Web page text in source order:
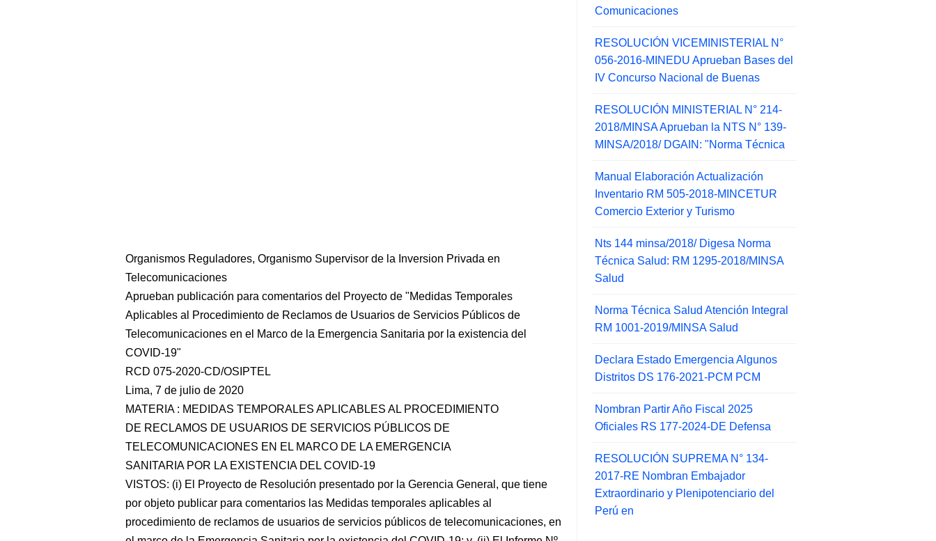
Organismos Reguladores, Organismo Supervisor de la Inversion Privada en
Telecomunicaciones
Aprueban publicación para comentarios del Proyecto de "Medidas Temporales
Aplicables al Procedimiento de Reclamos de Usuarios de Servicios Públicos de
Telecomunicaciones en el Marco de la Emergencia Sanitaria por la existencia del
COVID-19"
RCD 075-2020-CD/OSIPTEL
Lima, 7 de julio de 2020
MATERIA : MEDIDAS TEMPORALES APLICABLES AL PROCEDIMIENTO
DE RECLAMOS DE USUARIOS DE SERVICIOS PÚBLICOS DE
TELECOMUNICACIONES EN EL MARCO DE LA EMERGENCIA
SANITARIA POR LA EXISTENCIA DEL COVID-19
VISTOS: (i) El Proyecto de Resolución presentado por la Gerencia General, que tiene
por objeto publicar para comentarios las Medidas temporales aplicables al
procedimiento de reclamos de usuarios de servicios públicos de telecomunicaciones, en
Comunicaciones
RESOLUCIÓN VICEMINISTERIAL N°
056-2016-MINEDU Aprueban Bases del
IV Concurso Nacional de Buenas
RESOLUCIÓN MINISTERIAL N° 214-
2018/MINSA Aprueban la NTS N° 139-
MINSA/2018/ DGAIN: "Norma Técnica
Manual Elaboración Actualización
Inventario RM 505-2018-MINCETUR
Comercio Exterior y Turismo
Nts 144 minsa/2018/ Digesa Norma
Técnica Salud: RM 1295-2018/MINSA
Salud
Norma Técnica Salud Atención Integral
RM 1001-2019/MINSA Salud
Declara Estado Emergencia Algunos
Distritos DS 176-2021-PCM PCM
Nombran Partir Año Fiscal 2025
Oficiales RS 177-2024-DE Defensa
RESOLUCIÓN SUPREMA N° 134-
2017-RE Nombran Embajador
Extraordinario y Plenipotenciario del
Perú en